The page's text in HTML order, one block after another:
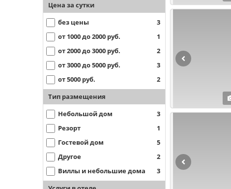
Цена за сутки
без цены
3
от 1000 до 2000 руб.
1
от 2000 до 3000 руб.
2
от 3000 до 5000 руб.
3
от 5000 руб.
2
Тип размещения
Небольшой дом
3
Резорт
1
Гостевой дом
5
Другое
2
Виллы и небольшие дома
3